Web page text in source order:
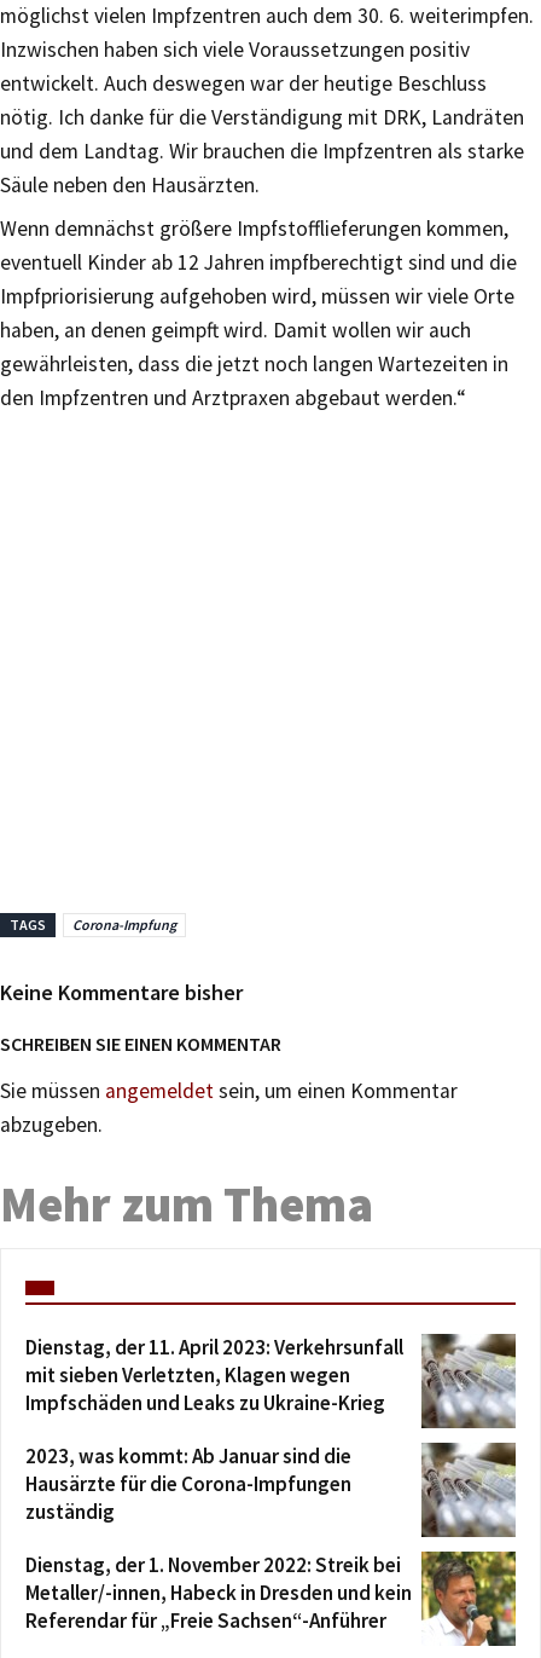
möglichst vielen Impfzentren auch dem 30. 6. weiterimpfen.
Inzwischen haben sich viele Voraussetzungen positiv
entwickelt. Auch deswegen war der heutige Beschluss
nötig. Ich danke für die Verständigung mit DRK, Landräten
und dem Landtag. Wir brauchen die Impfzentren als starke
Säule neben den Hausärzten.
Wenn demnächst größere Impfstofflieferungen kommen,
eventuell Kinder ab 12 Jahren impfberechtigt sind und die
Impfpriorisierung aufgehoben wird, müssen wir viele Orte
haben, an denen geimpft wird. Damit wollen wir auch
gewährleisten, dass die jetzt noch langen Wartezeiten in
den Impfzentren und Arztpraxen abgebaut werden.“
TAGS Corona-Impfung
Keine Kommentare bisher
SCHREIBEN SIE EINEN KOMMENTAR
Sie müssen angemeldetsein, um einen Kommentar
abzugeben.
Mehr zum Thema
Dienstag, der 11. April 2023: Verkehrsunfall
mit sieben Verletzten, Klagen wegen
Impfschäden und Leaks zu Ukraine-Krieg
2023, was kommt: Ab Januar sind die
Hausärzte für die Corona-Impfungen
zuständig
Dienstag, der 1. November 2022: Streik bei
Metaller/-innen, Habeck in Dresden und kein
Referendar für „Freie Sachsen“-Anführer